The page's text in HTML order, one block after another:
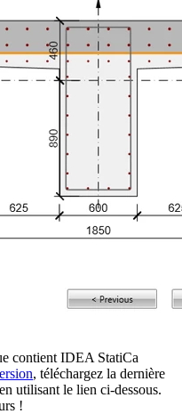
contient IDEA StatiCa
, téléchargez la dernière
utilisant le lien ci-dessous.
!